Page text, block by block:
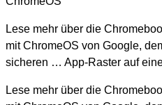
Lese mehr über die
mit ChromeOS von Google,
sicheren … App-Raster auf
Lese mehr über die